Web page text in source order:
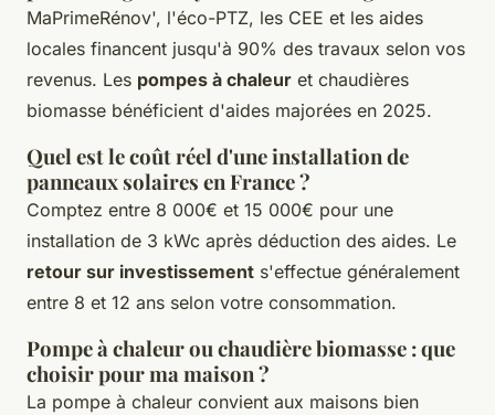
MaPrimeRénov', l'éco-PTZ, les CEE et les aides
locales financent jusqu'à 90% des travaux selon vos
revenus. Les pompes à chaleur et chaudières
biomasse bénéficient d'aides majorées en 2025.
Quel est le coût réel d'une installation de
panneaux solaires en France ?
Comptez entre 8 000€ et 15 000€ pour une
installation de 3 kWc après déduction des aides. Le
retour sur investissement s'effectue généralement
entre 8 et 12 ans selon votre consommation.
Pompe à chaleur ou chaudière biomasse : que
choisir pour ma maison ?
La pompe à chaleur convient aux maisons bien